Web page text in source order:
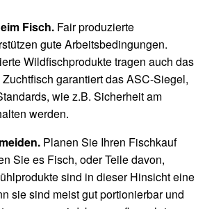
Fisch. Fair produzierte
gute Arbeitsbedingungen.
Wildfischprodukte tragen auch das
garantiert das ASC-Siegel,
wie z.B. Sicherheit am
werden.
Planen Sie Ihren Fischkauf
Sie es Fisch, oder Teile davon,
sind in dieser Hinsicht eine
sie sind meist gut portionierbar und